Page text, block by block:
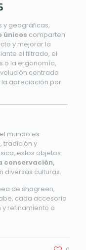
y geográficas,
únicos comparten
y mejorar la
el filtrado, el
o la ergonomía,
centrada
apreciación por
mundo es
tradición y
estos objetos
conservación,
diversas culturas.
de shagreen,
cada accesorio
refinamiento a